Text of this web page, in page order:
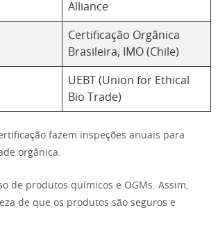
Alliance
Certificação Orgânica
Brasileira, IMO (Chile)
UEBT (Union for Ethical
Bio Trade)
fazem inspeções anuais para
orgânica.
de produtos químicos e OGMs. Assim,
de que os produtos são seguros e